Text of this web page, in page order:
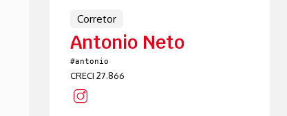
Corretor
Antonio Neto
#antonio
CRECI 27.866